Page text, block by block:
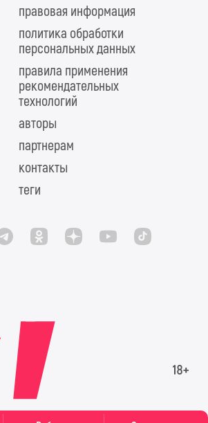
правовая информация
политика обработки
персональных данных
правила применения
рекомендательных
технологий
авторы
партнерам
контакты
теги